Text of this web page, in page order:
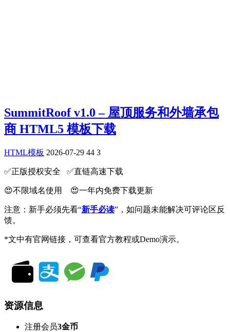
SummitRoof v1.0 – 屋顶服务和外墙承包
商 HTML5 模板下载
HTML模板 2026-07-29 44 3
✅️正版授权安全 ✅️直链高速下载
😍不限域名使用 😍一年内免费下载更新
注意：新手必须先看“新手必读”，如问题未能解决可评论区反
馈。
*文中有官网链接，可查看官方教程或Demo演示。
资源信息
注册会员3金币